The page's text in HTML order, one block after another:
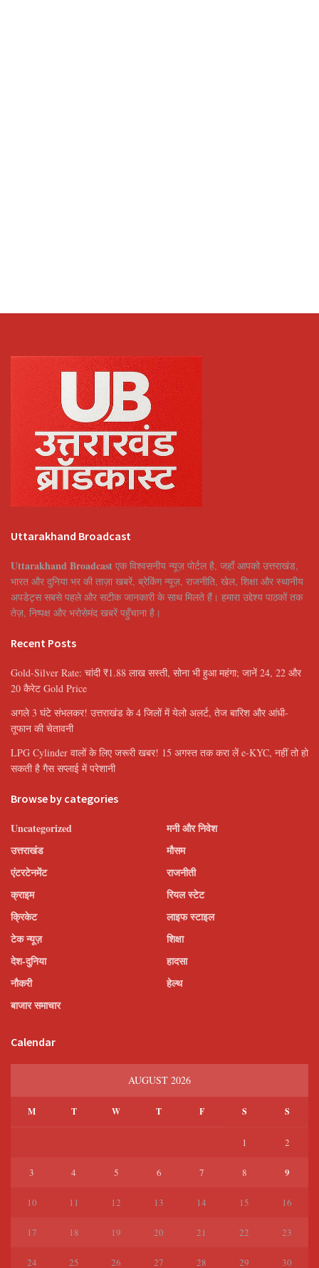
Uttarakhand Broadcast
Uttarakhand Broadcast एक विश्वसनीय न्यूज़ पोर्टल है, जहाँ आपको उत्तराखंड,
भारत और दुनिया भर की ताज़ा खबरें, ब्रेकिंग न्यूज़, राजनीति, खेल, शिक्षा और स्थानीय
अपडेट्स सबसे पहले और सटीक जानकारी के साथ मिलते हैं। हमारा उद्देश्य पाठकों तक
तेज़, निष्पक्ष और भरोसेमंद खबरें पहुँचाना है।
Recent Posts
Gold-Silver Rate: चांदी ₹1.88 लाख सस्ती, सोना भी हुआ महंगा; जानें 24, 22 और
20 कैरेट Gold Price
अगले 3 घंटे संभलकर! उत्तराखंड के 4 जिलों में येलो अलर्ट, तेज बारिश और आंधी-
तूफान की चेतावनी
LPG Cylinder वालों के लिए जरूरी खबर! 15 अगस्त तक करा लें e-KYC, नहीं तो हो
सकती है गैस सप्लाई में परेशानी
Browse by categories
Uncategorized
उत्तराखंड
एंटरटेनमेंट
क्राइम
क्रिकेट
टेक न्यूज़
देश-दुनिया
नौकरी
बाजार समाचार
मनी और निवेश
मौसम
राजनीती
रियल स्टेट
लाइफ स्टाइल
शिक्षा
हादसा
हेल्थ
Calendar
AUGUST 2026
M T W T F S S
1 2
3 4 5 6 7 8 9
10 11 12 13 14 15 16
17 18 19 20 21 22 23
24 25 26 27 28 29 30